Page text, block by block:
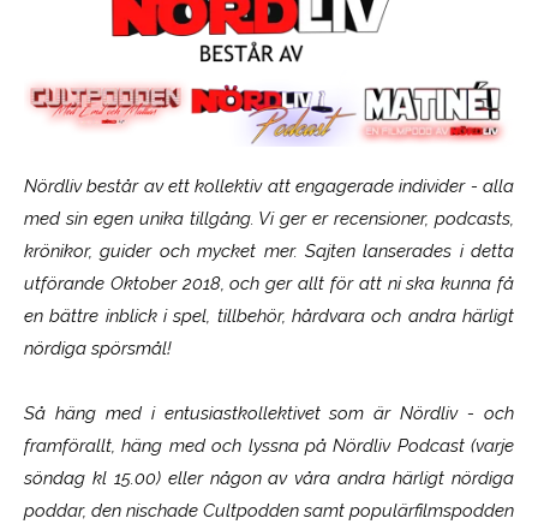
Nördliv består av ett kollektiv att engagerade individer - alla
med sin egen unika tillgång. Vi ger er recensioner, podcasts,
krönikor, guider och mycket mer. Sajten lanserades i detta
utförande Oktober 2018, och ger allt för att ni ska kunna få
en bättre inblick i spel, tillbehör, hårdvara och andra härligt
nördiga spörsmål!
Så häng med i entusiastkollektivet som ärNördliv- och
framförallt, häng med och lyssna på Nördliv Podcast (varje
söndag kl 15.00) eller någon av våra andra härligt nördiga
poddar, den nischade Cultpodden samt populärfilmspodden